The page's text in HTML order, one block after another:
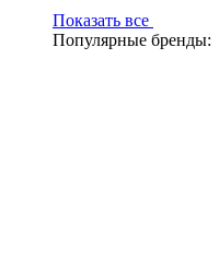
Показать все
Популярные бренды: